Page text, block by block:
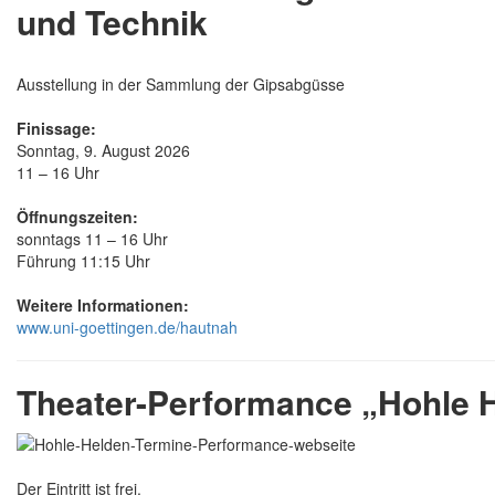
und Technik
Ausstellung in der Sammlung der Gipsabgüsse
Finissage:
Sonntag, 9. August 2026
11 – 16 Uhr
Öffnungszeiten:
sonntags 11 – 16 Uhr
Führung 11:15 Uhr
Weitere Informationen:
www.uni-goettingen.de/hautnah
Theater-Performance „Hohle
Der Eintritt ist frei.